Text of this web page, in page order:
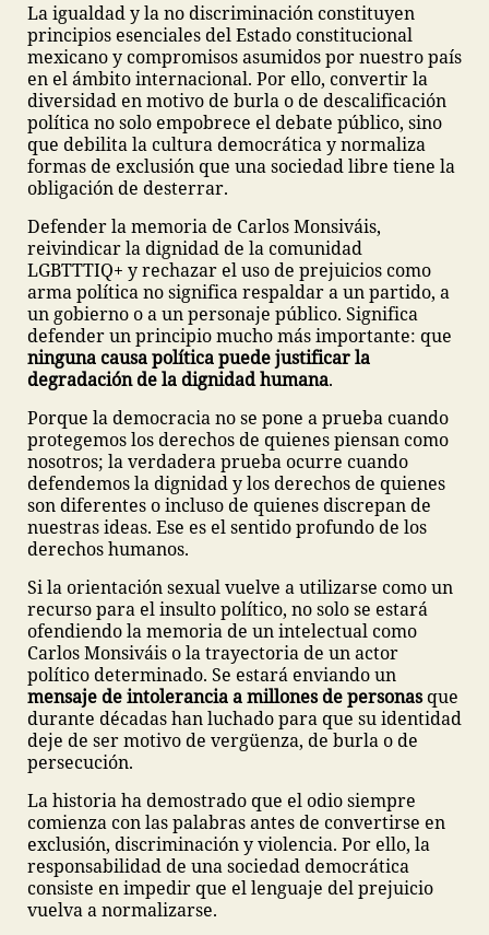
La igualdad y la no discriminación constituyen
principios esenciales del Estado constitucional
mexicano y compromisos asumidos por nuestro país
en el ámbito internacional. Por ello, convertir la
diversidad en motivo de burla o de descalificación
política no solo empobrece el debate público, sino
que debilita la cultura democrática y normaliza
formas de exclusión que una sociedad libre tiene la
obligación de desterrar.
Defender la memoria de Carlos Monsiváis,
reivindicar la dignidad de la comunidad
LGBTTTIQ+ y rechazar el uso de prejuicios como
arma política no significa respaldar a un partido, a
un gobierno o a un personaje público. Significa
defender un principio mucho más importante: que
ninguna causa política puede justificar la
degradación de la dignidad humana.
Porque la democracia no se pone a prueba cuando
protegemos los derechos de quienes piensan como
nosotros; la verdadera prueba ocurre cuando
defendemos la dignidad y los derechos de quienes
son diferentes o incluso de quienes discrepan de
nuestras ideas. Ese es el sentido profundo de los
derechos humanos.
Si la orientación sexual vuelve a utilizarse como un
recurso para el insulto político, no solo se estará
ofendiendo la memoria de un intelectual como
Carlos Monsiváis o la trayectoria de un actor
político determinado. Se estará enviando un
mensaje de intolerancia a millones de personasque
durante décadas han luchado para que su identidad
deje de ser motivo de vergüenza, de burla o de
persecución.
La historia ha demostrado que el odio siempre
comienza con las palabras antes de convertirse en
exclusión, discriminación y violencia. Por ello, la
responsabilidad de una sociedad democrática
consiste en impedir que el lenguaje del prejuicio
vuelva a normalizarse.